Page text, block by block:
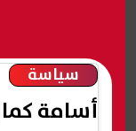
سياسة
أسامة